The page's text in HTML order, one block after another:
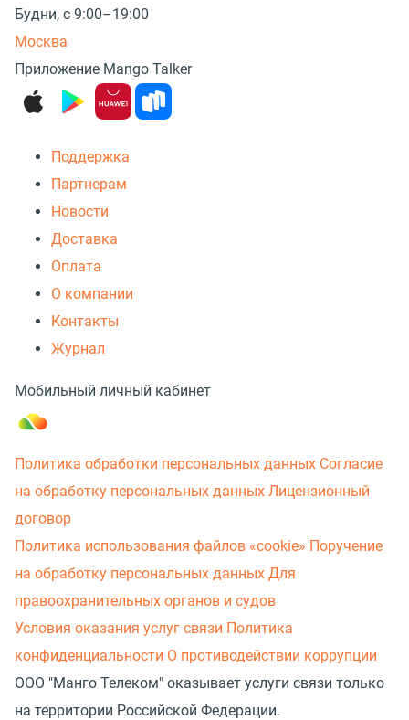
Будни, с 9:00–19:00
Москва
Приложение Mango Talker
Поддержка
Партнерам
Новости
Доставка
Оплата
О компании
Контакты
Журнал
Мобильный личный кабинет
Политика обработки персональных данных Согласие
на обработку персональных данных Лицензионный
договор
Политика использования файлов «cookie» Поручение
на обработку персональных данных Для
правоохранительных органов и судов
Условия оказания услуг связи Политика
конфиденциальности О противодействии коррупции
ООО "Манго Телеком" оказывает услуги связи только
на территории Российской Федерации.